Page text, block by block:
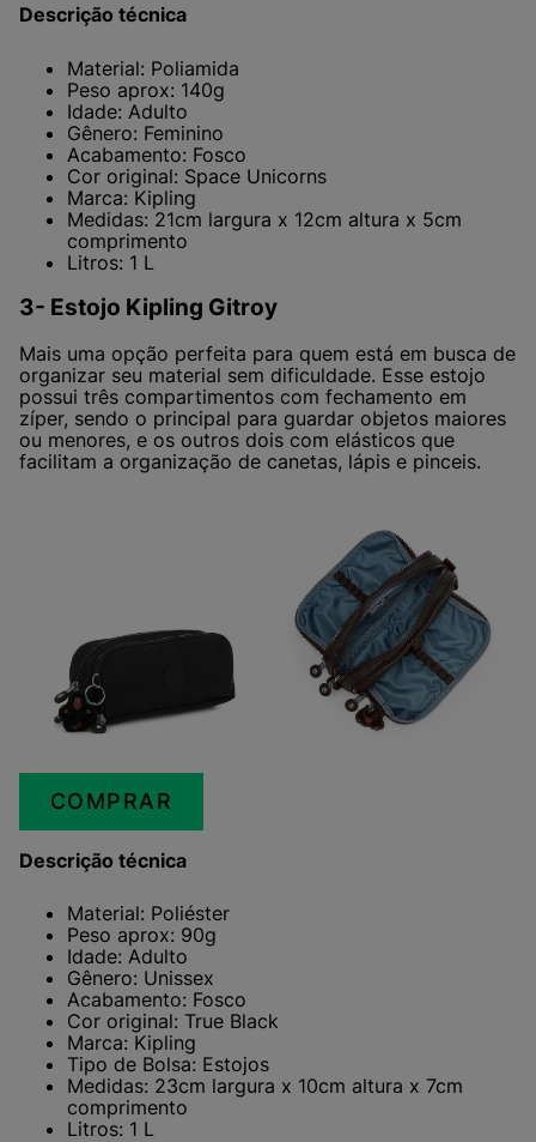
Descrição técnica
Material: Poliamida
Peso aprox: 140g
Idade: Adulto
Gênero: Feminino
Acabamento: Fosco
Cor original: Space Unicorns
Marca: Kipling
Medidas: 21cm largura x 12cm altura x 5cm
comprimento
Litros: 1 L
3- Estojo Kipling Gitroy
Mais uma opção perfeita para quem está em busca de
organizar seu material sem dificuldade. Esse estojo
possui três compartimentos com fechamento em
zíper, sendo o principal para guardar objetos maiores
ou menores, e os outros dois com elásticos que
facilitam a organização de canetas, lápis e pinceis.
COMPRAR
Descrição técnica
Material: Poliéster
Peso aprox: 90g
Idade: Adulto
Gênero: Unissex
Acabamento: Fosco
Cor original: True Black
Marca: Kipling
Tipo de Bolsa: Estojos
Medidas: 23cm largura x 10cm altura x 7cm
comprimento
Litros: 1 L